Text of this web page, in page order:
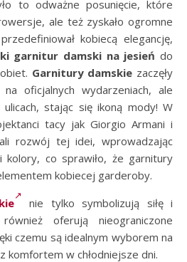
to odważne posunięcie, które
ale też zyskało ogromne
kobiecą elegancję,
garnitur damski na jesień do
Garnitury damskie zaczęły
oficjalnych wydarzeniach, ale
stając się ikoną mody! W
tacy jak Giorgio Armani i
rozwój tej idei, wprowadzając
kolory, co sprawiło, że garnitury
kobiecej garderoby.
nie tylko symbolizują siłę i
oferują nieograniczone
czemu są idealnym wyborem na
komfortem w chłodniejsze dni.